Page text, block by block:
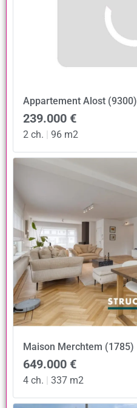
Appartement Alost (9300)
239.000 €
2 ch. | 96 m2
Maison Merchtem (1785)
649.000 €
4 ch. | 337 m2